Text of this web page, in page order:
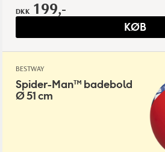
DKK 199,-
KØB
BESTWAY
Spider-Man™ badebold
Ø 51 cm